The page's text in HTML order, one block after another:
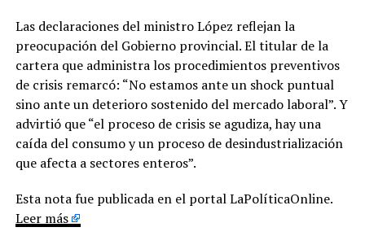
Las declaraciones del ministro López reflejan la
preocupación del Gobierno provincial. El titular de la
cartera que administra los procedimientos preventivos
de crisis remarcó: “No estamos ante un shock puntual
sino ante un deterioro sostenido del mercado laboral”. Y
advirtió que “el proceso de crisis se agudiza, hay una
caída del consumo y un proceso de desindustrialización
que afecta a sectores enteros”.
Esta nota fue publicada en el portal LaPolíticaOnline.
Leer más